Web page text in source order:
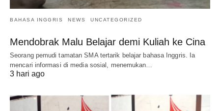
BAHASA INGGRIS NEWS UNCATEGORIZED
Mendobrak Malu Belajar demi Kuliah ke Cina
Seorang pemudi tamatan SMA tertarik belajar bahasa Inggris. Ia
mencari informasi di media sosial, menemukan…
3 hari ago